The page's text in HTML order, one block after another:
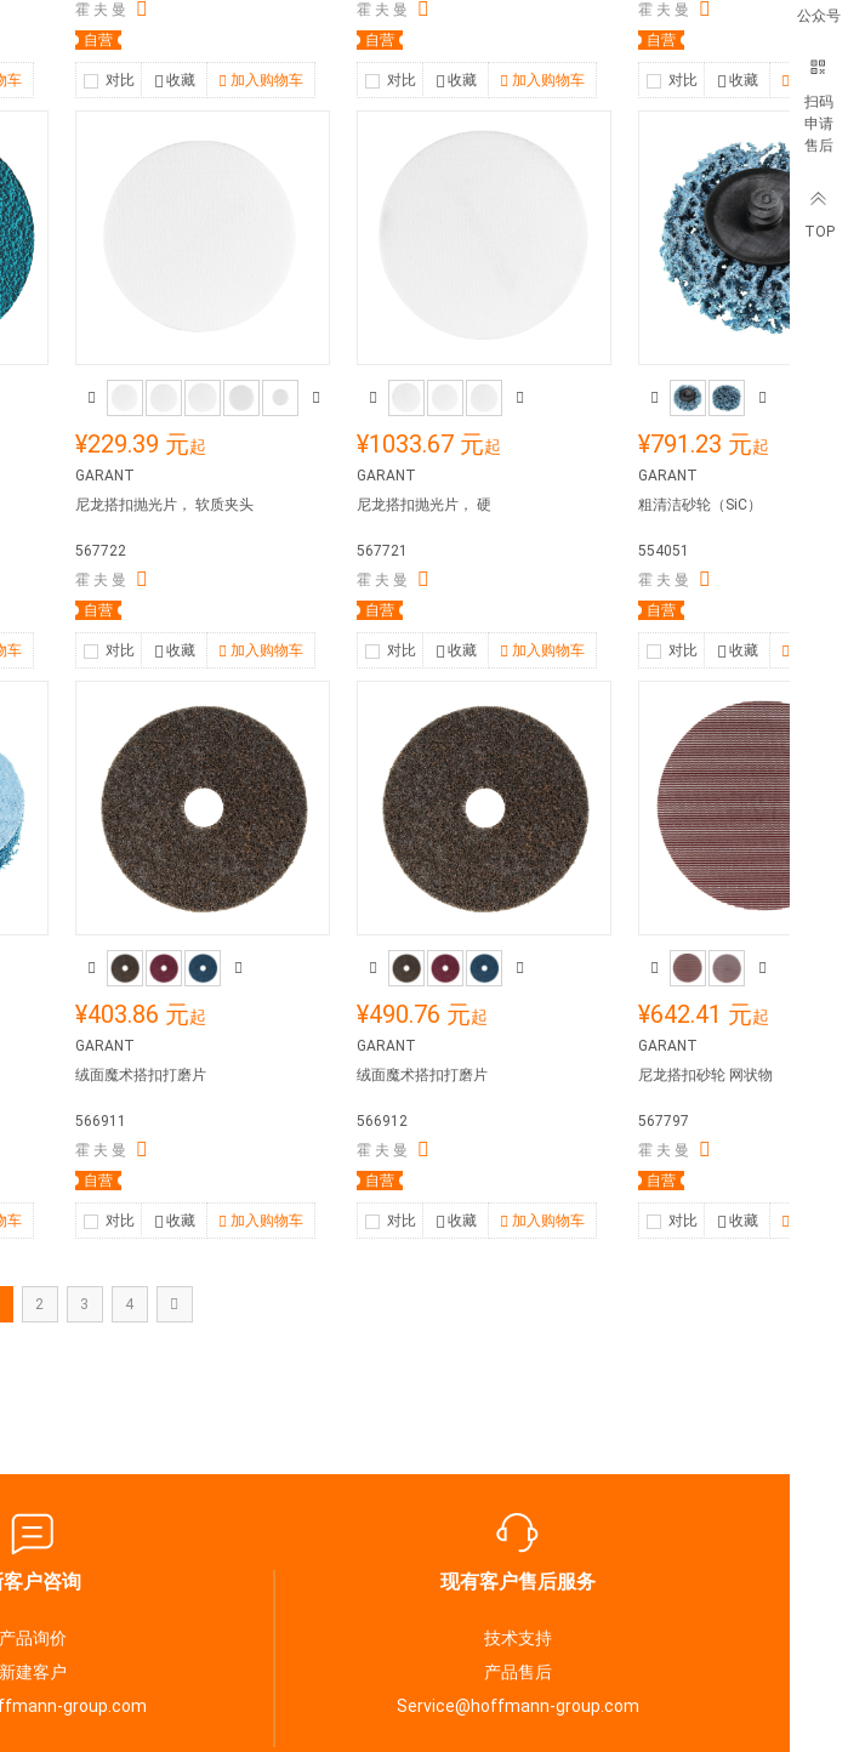
车
霍 夫 曼
自营
对比 收藏 加入购物车
霍 夫 曼
自营
对比 收藏 加入购物车
霍 夫 曼
自营
对比 收藏
车
¥229.39 元起
GARANT
尼龙搭扣抛光片， 软质夹头
567722
霍 夫 曼
自营
对比 收藏 加入购物车
¥1033.67 元起
GARANT
尼龙搭扣抛光片， 硬
567721
霍 夫 曼
自营
对比 收藏 加入购物车
¥791.23 元起
GARANT
粗清洁砂轮（SiC）
554051
霍 夫 曼
自营
对比 收藏
车
¥403.86 元起
GARANT
绒面魔术搭扣打磨片
566911
霍 夫 曼
自营
对比 收藏 加入购物车
¥490.76 元起
GARANT
绒面魔术搭扣打磨片
566912
霍 夫 曼
自营
对比 收藏 加入购物车
¥642.41 元起
GARANT
尼龙搭扣砂轮 网状物
567797
霍 夫 曼
自营
对比 收藏
2 3 4
公众号
扫码
申请
售后
TOP
户咨询
产品询价
新建客户
group.com
现有客户售后服务
技术支持
产品售后
Service@hoffmann-group.com